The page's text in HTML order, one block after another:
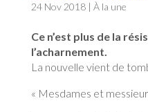
24 Nov 2018| À la une
Ce n’est plus de la
l’acharnement.
La nouvelle vient de
« Mesdames et